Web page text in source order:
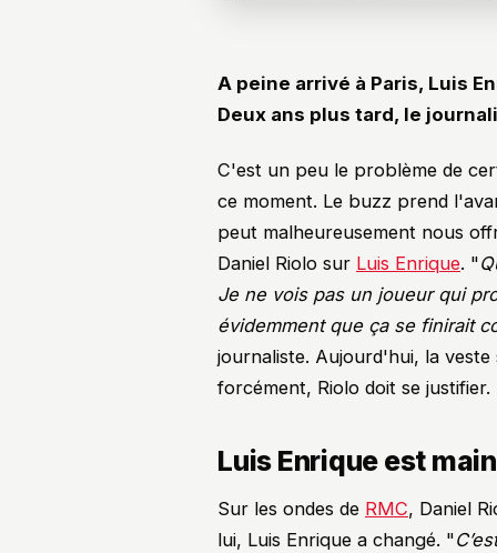
A peine arrivé à Paris, Luis
Deux ans plus tard, le
C'est un peu le problème de
ce moment. Le buzz prend
peut malheureusement nous
Daniel Riolo sur Luis Enrique. "
Je ne vois pas un joueur qui
évidemment que ça se finirait
journaliste. Aujourd'hui, la
forcément, Riolo doit se justifier.
Luis Enrique est
Sur les ondes de RMC, Daniel
lui, Luis Enrique a changé. "